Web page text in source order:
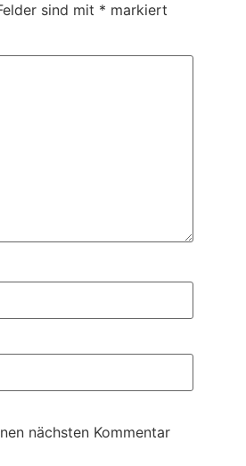
sind mit * markiert
nächsten Kommentar